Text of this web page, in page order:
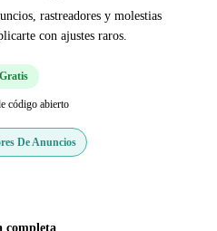
rastreadores y molestias
con ajustes raros.
Gratis
código abierto
De Anuncios
completa